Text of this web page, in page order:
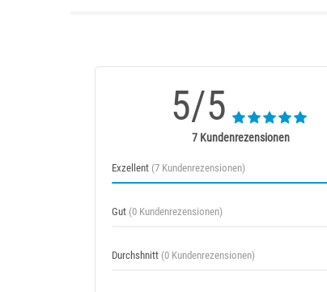
5/5
7 Kundenrezensionen
Exzellent (7 Kundenrezensionen)
Gut (0 Kundenrezensionen)
Durchshnitt (0 Kundenrezensionen)